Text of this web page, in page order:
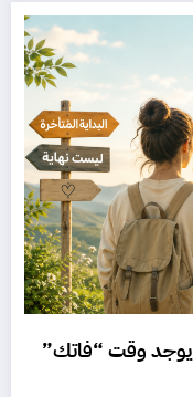
يوجد وقت “فاتك”